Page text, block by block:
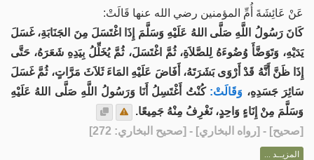
عَنْ عَائِشَةَ أُمِّ المؤمنين رضي الله عنها قَالَتْ:
كَانَ رَسُولُ اللَّهِ صَلَّى اللهُ عَلَيْهِ وَسَلَّمَ إِذَا اغْتَسَلَ مِنَ الجَنَابَةِ، غَسَلَ
يَدَيْهِ، وَتَوَضَّأَ وُضُوءَهُ لِلصَّلاَةِ، ثُمَّ اغْتَسَلَ، ثُمَّ يُخَلِّلُ بِيَدِهِ شَعَرَهُ، حَتَّى
إِذَا ظَنَّ أَنَّهُ قَدْ أَرْوَى بَشَرَتَهُ، أَفَاضَ عَلَيْهِ المَاءَ ثَلاَثَ مَرَّاتٍ، ثُمَّ غَسَلَ
سَائِرَ جَسَدِهِ، وَقَالَتْ: كُنْتُ أَغْتَسِلُ أَنَا وَرَسُولُ اللَّهِ صَلَّى اللهُ عَلَيْهِ
وَسَلَّمَ مِنْ إِنَاءٍ وَاحِدٍ، نَغْرِفُ مِنْهُ جَمِيعًا.
[صحيح] - [رواه البخاري] - [صحيح البخاري: 272]
المزيــد ...